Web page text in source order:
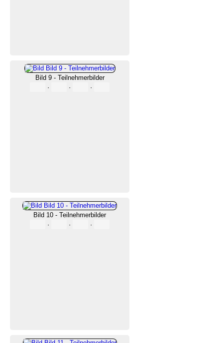
Bild 9 - Teilnehmerbilder
·
· ·
Bild 10 - Teilnehmerbilder
·
· ·